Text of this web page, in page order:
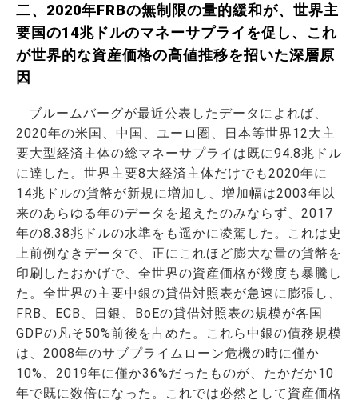
二、2020年FRBの無制限の量的緩和が、世界主
要国の14兆ドルのマネーサプライを促し、これ
が世界的な資産価格の高値推移を招いた深層原
因
ブルームバーグが最近公表したデータによれば、
2020年の米国、中国、ユーロ圏、日本等世界12大主
要大型経済主体の総マネーサプライは既に94.8兆ドル
に達した。世界主要8大経済主体だけでも2020年に
14兆ドルの貨幣が新規に増加し、増加幅は2003年以
来のあらゆる年のデータを超えたのみならず、2017
年の8.38兆ドルの水準をも遥かに凌駕した。これは史
上前例なきデータで、正にこれほど膨大な量の貨幣を
印刷したおかげで、全世界の資産価格が幾度も暴騰し
た。全世界の主要中銀の貸借対照表が急速に膨張し、
FRB、ECB、日銀、BoEの貸借対照表の規模が各国
GDPの凡そ50%前後を占めた。これら中銀の債務規模
は、2008年のサブプライムローン危機の時に僅か
10%、2019年に僅か36%だったものが、たかだか10
年で既に数倍になった。これでは必然として資産価格